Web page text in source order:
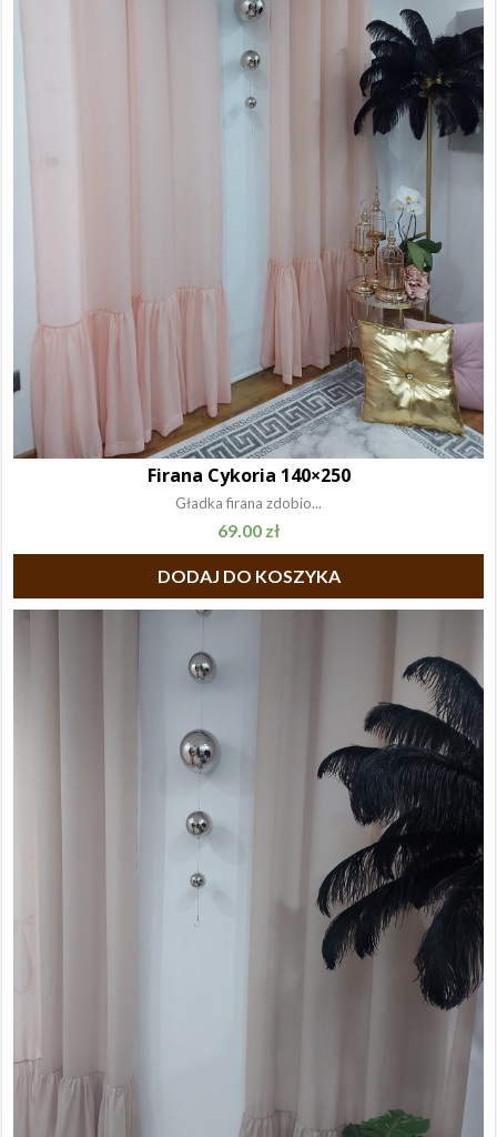
Firana Cykoria 140×250
Gładka firana zdobio...
69.00 zł
DODAJ DO KOSZYKA